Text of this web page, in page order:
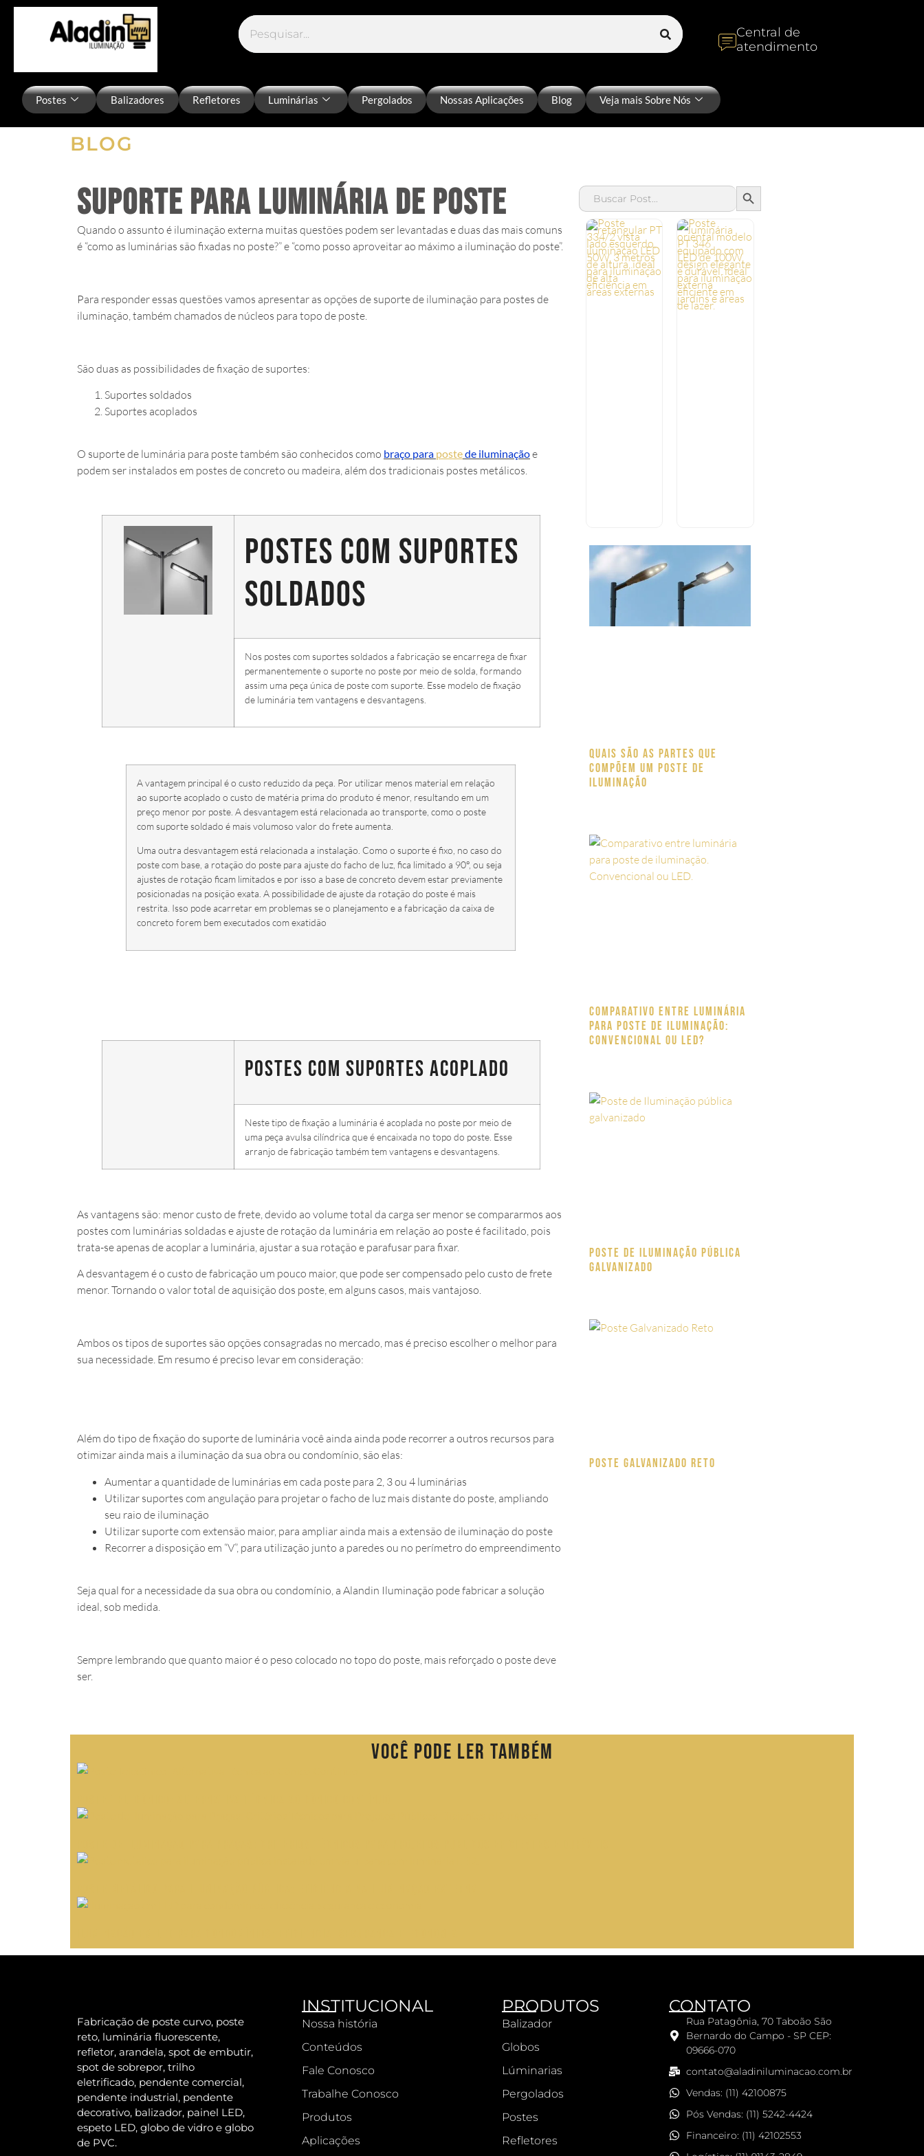
Central de
atendimento
Postes Balizadores Refletores Luminárias Pergolados Nossas Aplicações Blog Veja mais Sobre Nós
BLOG
Suporte para luminária de poste
Quando o assunto é iluminação externa muitas questões podem ser levantadas e duas das mais comuns
é “como as luminárias são fixadas no poste?” e “como posso aproveitar ao máximo a iluminação do poste”.
Para responder essas questões vamos apresentar as opções de suporte de iluminação para postes de
iluminação, também chamados de núcleos para topo de poste.
São duas as possibilidades de fixação de suportes:
Suportes soldados
Suportes acoplados
O suporte de luminária para poste também são conhecidos como braço para postede iluminaçãoe
podem ser instalados em postes de concreto ou madeira, além dos tradicionais postes metálicos.
Postes com suportes
soldados
Nos postes com suportes soldados a fabricação se encarrega de fixar
permanentemente o suporte no poste por meio de solda, formando
assim uma peça única de poste com suporte. Esse modelo de fixação
de luminária tem vantagens e desvantagens.
A vantagem principal é o custo reduzido da peça. Por utilizar menos material em relação
ao suporte acoplado o custo de matéria prima do produto é menor, resultando em um
preço menor por poste. A desvantagem está relacionada ao transporte, como o poste
com suporte soldado é mais volumoso valor do frete aumenta.
Uma outra desvantagem está relacionada a instalação. Como o suporte é fixo, no caso do
poste com base, a rotação do poste para ajuste do facho de luz, fica limitado a 90°, ou seja
ajustes de rotação ficam limitados e por isso a base de concreto devem estar previamente
posicionadas na posição exata. A possibilidade de ajuste da rotação do poste é mais
restrita. Isso pode acarretar em problemas se o planejamento e a fabricação da caixa de
concreto forem bem executados com exatidão
Postes com suportes acoplado
Neste tipo de fixação a luminária é acoplada no poste por meio de
uma peça avulsa cilíndrica que é encaixada no topo do poste. Esse
arranjo de fabricação também tem vantagens e desvantagens.
As vantagens são: menor custo de frete, devido ao volume total da carga ser menor se compararmos aos
postes com luminárias soldadas e ajuste de rotação da luminária em relação ao poste é facilitado, pois
trata-se apenas de acoplar a luminária, ajustar a sua rotação e parafusar para fixar.
A desvantagem é o custo de fabricação um pouco maior, que pode ser compensado pelo custo de frete
menor. Tornando o valor total de aquisição dos poste, em alguns casos, mais vantajoso.
Ambos os tipos de suportes são opções consagradas no mercado, mas é preciso escolher o melhor para
sua necessidade. Em resumo é preciso levar em consideração:
Além do tipo de fixação do suporte de luminária você ainda ainda pode recorrer a outros recursos para
otimizar ainda mais a iluminação da sua obra ou condomínio, são elas:
Aumentar a quantidade de luminárias em cada poste para 2, 3 ou 4 luminárias
Utilizar suportes com angulação para projetar o facho de luz mais distante do poste, ampliando
seu raio de iluminação
Utilizar suporte com extensão maior, para ampliar ainda mais a extensão de iluminação do poste
Recorrer a disposição em “V”, para utilização junto a paredes ou no perímetro do empreendimento
Seja qual for a necessidade da sua obra ou condomínio, a Alandin Iluminação pode fabricar a solução
ideal, sob medida.
Sempre lembrando que quanto maior é o peso colocado no topo do poste, mais reforçado o poste deve
ser.
Search
for:
SEARCH BUTTON
Quais são as partes que
compõem um poste de
iluminação
Comparativo entre luminária
para poste de iluminação:
Convencional ou LED?
Poste de Iluminação pública
galvanizado
Poste Galvanizado Reto
Você pode ler também
Fabricação de poste curvo, poste
reto, luminária fluorescente,
refletor, arandela, spot de embutir,
spot de sobrepor, trilho
eletrificado, pendente comercial,
pendente industrial, pendente
decorativo, balizador, painel LED,
espeto LED, globo de vidro e globo
de PVC.
INSTITUCIONAL
Nossa história
Conteúdos
Fale Conosco
Trabalhe Conosco
Produtos
Aplicações
PRODUTOS
Balizador
Globos
Lúminarias
Pergolados
Postes
Refletores
CONTATO
Rua Patagônia, 70 Taboão São
Bernardo do Campo - SP CEP:
09666-070
contato@aladiniluminacao.com.br
Vendas: (11) 42100875
Pós Vendas: (11) 5242-4424
Financeiro: (11) 42102553